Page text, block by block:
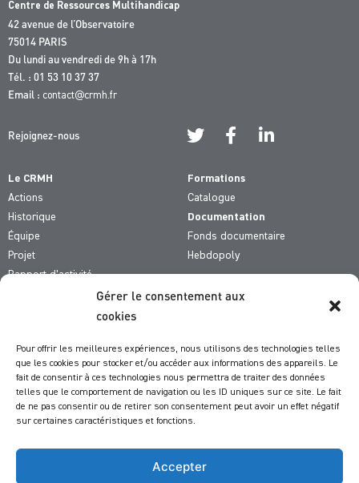
Gérer le consentement aux
cookies
Pour offrir les meilleures expériences, nous utilisons des technologies telles
que les cookies pour stocker et/ou accéder aux informations des appareils. Le
fait de consentir à ces technologies nous permettra de traiter des données
telles que le comportement de navigation ou les ID uniques sur ce site. Le fait
de ne pas consentir ou de retirer son consentement peut avoir un effet négatif
sur certaines caractéristiques et fonctions.
Accepter
Centre de Ressources Multihandicap
42 avenue de l’Observatoire
75014 PARIS
Du lundi au vendredi de 9h à 17h
Tél. : 01 53 10 37 37
Email : contact@crmh.fr
Rejoignez-nous
Le CRMH
Actions
Historique
Équipe
Projet
Rapport d’activité
De qui parle-t-on ?
Comment vous aider ?
Formations
Catalogue
Documentation
Fonds documentaire
Hebdopoly
Formations
Groupes